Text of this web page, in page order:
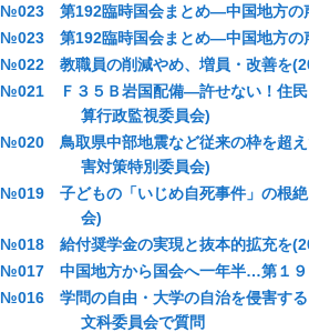
№023 第192臨時国会まとめ―中国地方の
№023 第192臨時国会まとめ―中国地方の
№022 教職員の削減やめ、増員・改善を
№021 Ｆ３５Ｂ岩国配備―許せない！住民
算行政監視委員会)
№020 鳥取県中部地震など従来の枠を超え
害対策特別委員会)
№019 子どもの「いじめ自死事件」の根絶
会)
№018 給付奨学金の実現と抜本的拡充を
№017 中国地方から国会へ一年半…第１９
№016 学問の自由・大学の自治を侵害す
文科委員会で質問